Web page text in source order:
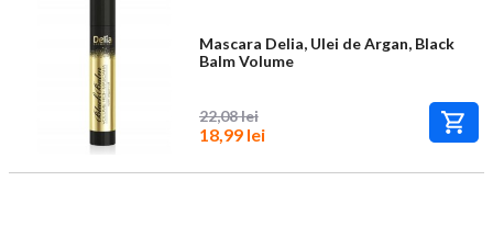
Mascara Delia, Ulei de Argan, Black
Balm Volume
22,08 lei
18,99 lei